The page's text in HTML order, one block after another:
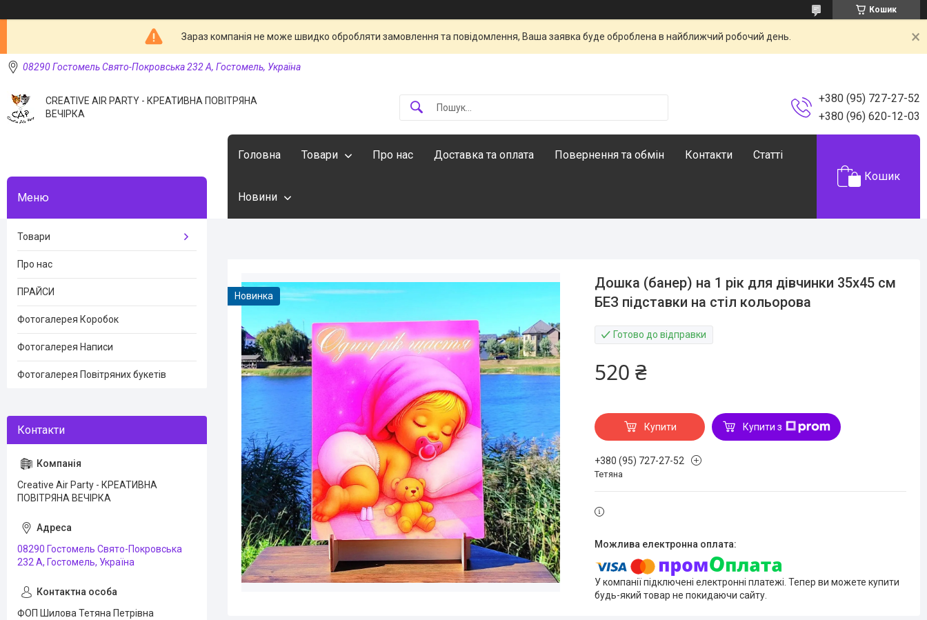
Кошик
Зараз компанія не може швидко обробляти замовлення та повідомлення, Ваша заявка буде оброблена в найближчий робочий день.
08290 Гостомель Свято-Покровська 232 А, Гостомель, Україна
CREATIVE AIR PARTY - КРЕАТИВНА ПОВІТРЯНА
ВЕЧІРКА
+380 (95) 727-27-52
+380 (96) 620-12-03
Головна Товари Про нас Доставка та оплата Повернення та обмін Контакти Статті
Новини
Кошик
Новинка
Дошка (банер) на 1 рік для дівчинки 35х45 см
БЕЗ підставки на стіл кольорова
Готово до відправки
520 ₴
Купити Купити з
+380 (95) 727-27-52
Тетяна
У компанії підключені електронні платежі. Тепер ви можете купити
будь-який товар не покидаючи сайту.
Товари
Про нас
ПРАЙСИ
Фотогалерея Коробок
Фотогалерея Написи
Фотогалерея Повітряних букетів
Creative Air Party - КРЕАТИВНА
ПОВІТРЯНА ВЕЧІРКА
08290 Гостомель Свято-Покровська
232 А, Гостомель, Україна
ФОП Шилова Тетяна Петрівна